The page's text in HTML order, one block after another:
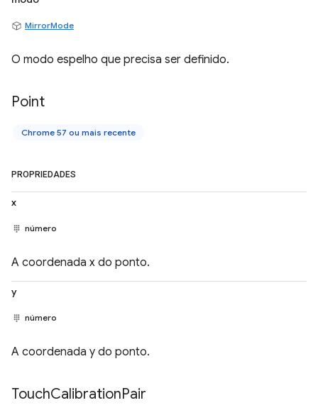
MirrorMode
O modo espelho que precisa ser definido.
Point
Chrome 57 ou mais recente
PROPRIEDADES
x
número
A coordenada x do ponto.
y
número
A coordenada y do ponto.
TouchCalibrationPair